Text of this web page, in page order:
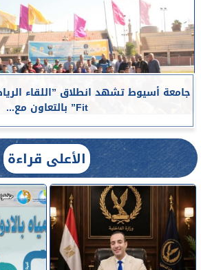
Fit” بالتعاون مع...
الأعلى قراءة